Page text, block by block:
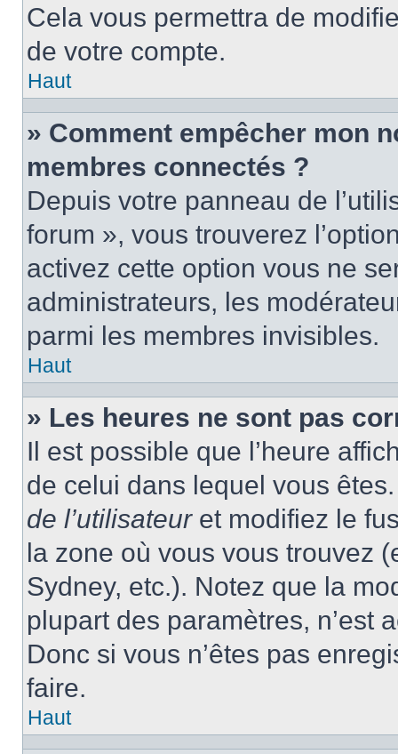
Cela vous permettra de
de votre compte.
Haut
» Comment empêcher mon
membres connectés ?
Depuis votre panneau de
forum », vous trouverez
activez cette option vous ne
administrateurs, les
parmi les membres invisibles.
Haut
» Les heures ne sont pas
Il est possible que l’heure
de celui dans lequel vous
de l’utilisateuret modifiez le
la zone où vous vous trouvez
Sydney, etc.). Notez que la
plupart des paramètres, n’est
Donc si vous n’êtes pas
faire.
Haut